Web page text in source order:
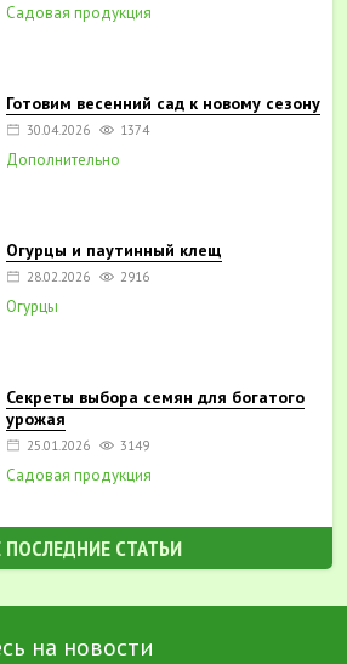
Садовая продукция
Готовим весенний сад к новому сезону
30.04.2026 1374
Дополнительно
Огурцы и паутинный клещ
28.02.2026 2916
Огурцы
Секреты выбора семян для богатого
урожая
25.01.2026 3149
Садовая продукция
ПОСЛЕДНИЕ СТАТЬИ
на новости